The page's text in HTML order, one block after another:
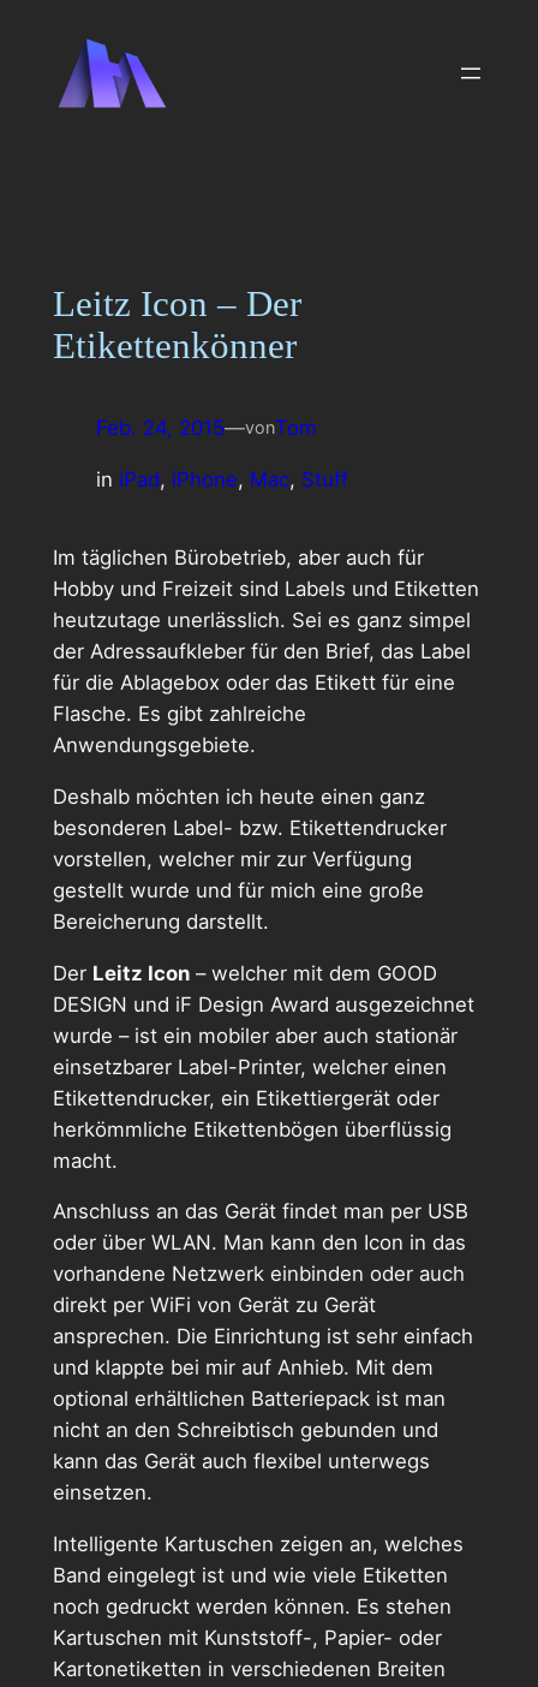
springen
Leitz Icon – Der
Etikettenkönner
Feb. 24, 2015—vonTom
in iPad, iPhone, Mac, Stuff
Im täglichen Bürobetrieb, aber auch für
Hobby und Freizeit sind Labels und Etiketten
heutzutage unerlässlich. Sei es ganz simpel
der Adressaufkleber für den Brief, das Label
für die Ablagebox oder das Etikett für eine
Flasche. Es gibt zahlreiche
Anwendungsgebiete.
Deshalb möchten ich heute einen ganz
besonderen Label- bzw. Etikettendrucker
vorstellen, welcher mir zur Verfügung
gestellt wurde und für mich eine große
Bereicherung darstellt.
Der Leitz Icon– welcher mit dem GOOD
DESIGN und iF Design Award ausgezeichnet
wurde – ist ein mobiler aber auch stationär
einsetzbarer Label-Printer, welcher einen
Etikettendrucker, ein Etikettiergerät oder
herkömmliche Etikettenbögen überflüssig
macht.
Anschluss an das Gerät findet man per USB
oder über WLAN. Man kann den Icon in das
vorhandene Netzwerk einbinden oder auch
direkt per WiFi von Gerät zu Gerät
ansprechen. Die Einrichtung ist sehr einfach
und klappte bei mir auf Anhieb. Mit dem
optional erhältlichen Batteriepack ist man
nicht an den Schreibtisch gebunden und
kann das Gerät auch flexibel unterwegs
einsetzen.
Intelligente Kartuschen zeigen an, welches
Band eingelegt ist und wie viele Etiketten
noch gedruckt werden können. Es stehen
Kartuschen mit Kunststoff-, Papier- oder
Kartonetiketten in verschiedenen Breiten